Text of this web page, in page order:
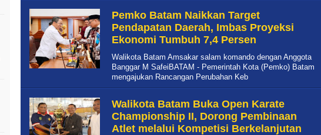
Pemko Batam Naikkan Target
Pendapatan Daerah, Imbas Proyeksi
Ekonomi Tumbuh 7,4 Persen
Walikota Batam Amsakar salam komando dengan Anggota
Banggar M SafeiBATAM - Pemerintah Kota (Pemko) Batam
mengajukan Rancangan Perubahan Keb
Walikota Batam Buka Open Karate
Championship II, Dorong Pembinaan
Atlet melalui Kompetisi Berkelanjutan